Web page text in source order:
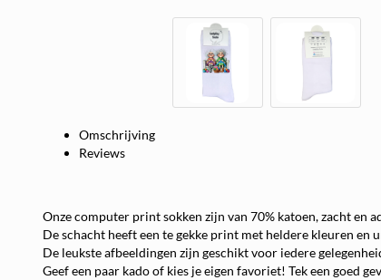
Omschrijving
Reviews
Onze computer print sokken zijn van 70% katoen, zacht en
De schacht heeft een te gekke print met heldere kleuren en
De leukste afbeeldingen zijn geschikt voor iedere
Geef een paar kado of kies je eigen favoriet! Tek een goed